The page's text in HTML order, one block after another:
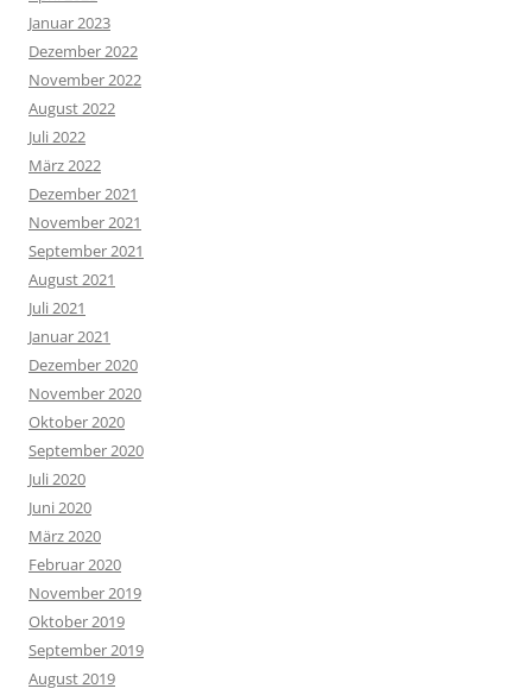
Januar 2023
Dezember 2022
November 2022
August 2022
Juli 2022
März 2022
Dezember 2021
November 2021
September 2021
August 2021
Juli 2021
Januar 2021
Dezember 2020
November 2020
Oktober 2020
September 2020
Juli 2020
Juni 2020
März 2020
Februar 2020
November 2019
Oktober 2019
September 2019
August 2019